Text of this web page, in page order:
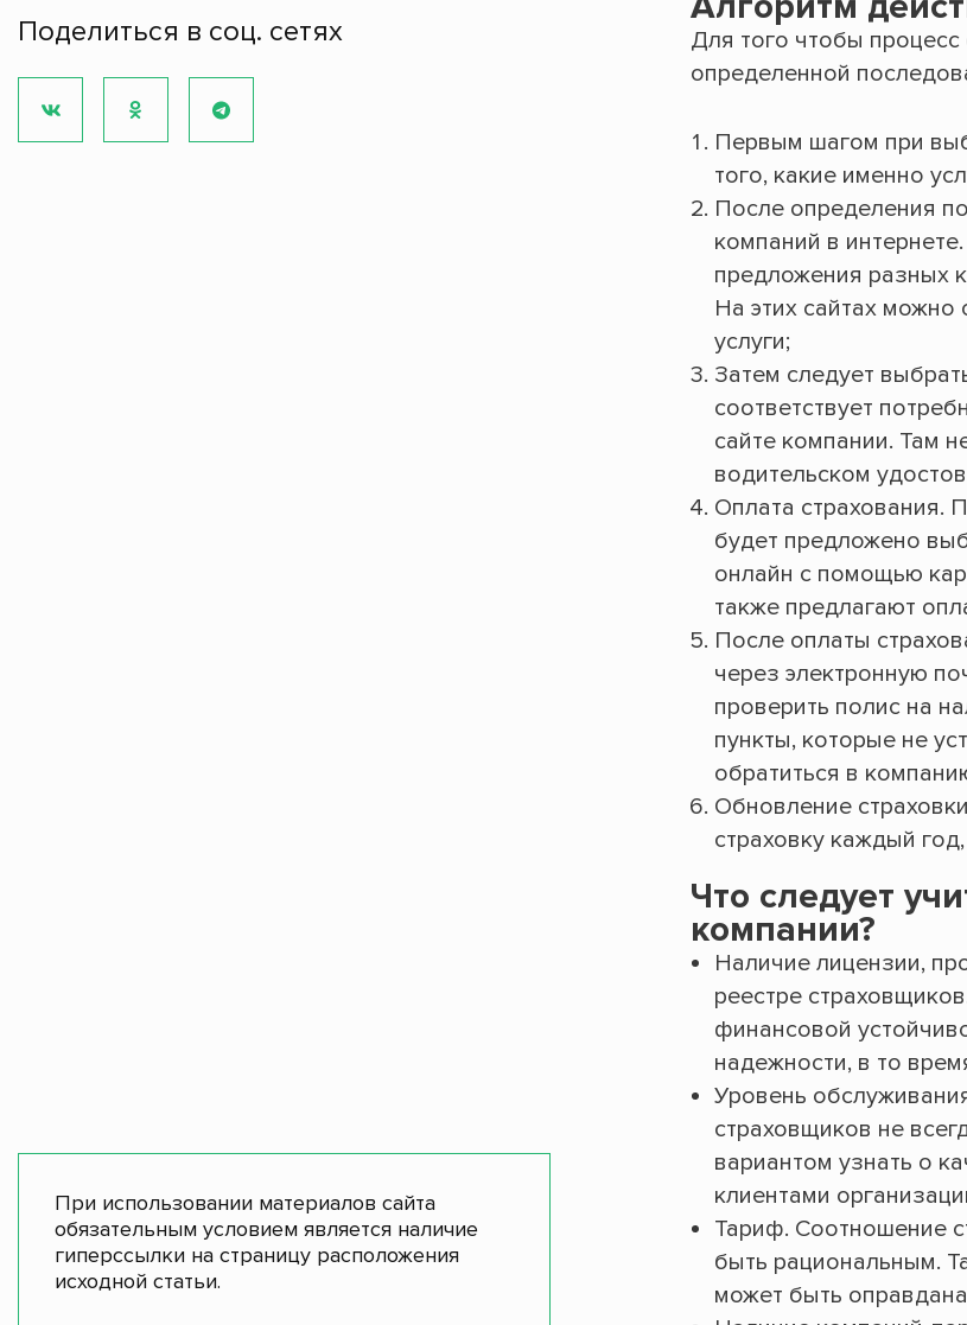
Поделиться в соц. сетях
При использовании материалов сайта
обязательным условием является наличие
гиперссылки на страницу расположения
исходной статьи.
Для того чтобы процесс
определенной
Первым шагом при
того, какие именно
После определения
компаний в
предложения разных
На этих сайтах
услуги;
Затем следует
соответствует
сайте компании. Там
водительском
Оплата страхования.
будет предложено
онлайн с помощью
также предлагают
После оплаты
через электронную
проверить полис на
пункты, которые не
обратиться в
Обновление
страховку каждый
Что следует
компании?
Наличие лицензии,
реестре
финансовой
надежности, в то
Уровень
страховщиков не
вариантом узнать о
клиентами
Тариф. Соотношение
быть рациональным.
может быть